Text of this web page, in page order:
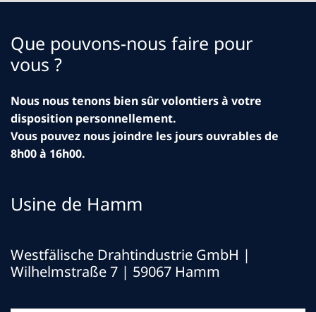
Que pouvons-nous faire pour
vous ?
Nous nous tenons bien sûr volontiers à votre
disposition personnellement.
Vous pouvez nous joindre les jours ouvrables de
8h00 à 16h00.
Usine de Hamm
Westfälische Drahtindustrie GmbH |
Wilhelmstraße 7 | 59067 Hamm